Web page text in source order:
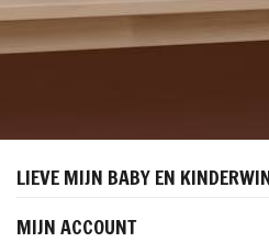
LIEVE MIJN BABY EN
MIJN ACCOUNT